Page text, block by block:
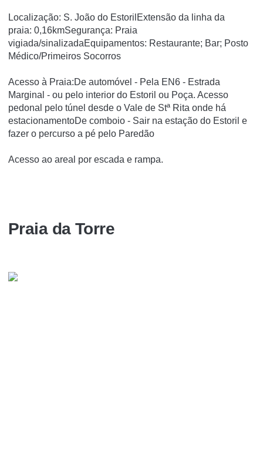
Localização: S. João do EstorilExtensão da linha da
praia: 0,16kmSegurança: Praia
vigiada/sinalizadaEquipamentos: Restaurante; Bar; Posto
Médico/Primeiros Socorros
Acesso à Praia:De automóvel - Pela EN6 - Estrada
Marginal - ou pelo interior do Estoril ou Poça. Acesso
pedonal pelo túnel desde o Vale de Stª Rita onde há
estacionamentoDe comboio - Sair na estação do Estoril e
fazer o percurso a pé pelo Paredão
Acesso ao areal por escada e rampa.
Praia da Torre